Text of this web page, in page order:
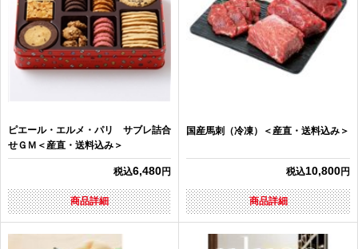
ピエール・エルメ・パリ サブレ詰合
せＧＭ＜産直・送料込み＞
税込6,480円
商品詳細
国産馬刺（冷凍）＜産直・送料込み＞
税込10,800円
商品詳細